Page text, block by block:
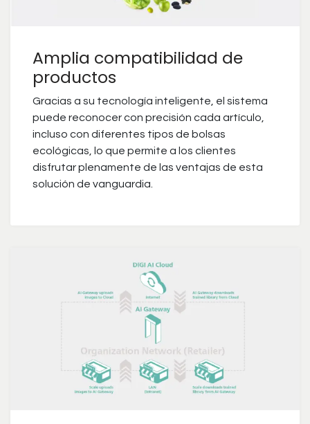
Amplia compatibilidad de
productos
Gracias a su tecnología inteligente, el sistema
puede reconocer con precisión cada artículo,
incluso con diferentes tipos de bolsas
ecológicas, lo que permite a los clientes
disfrutar plenamente de las ventajas de esta
solución de vanguardia.